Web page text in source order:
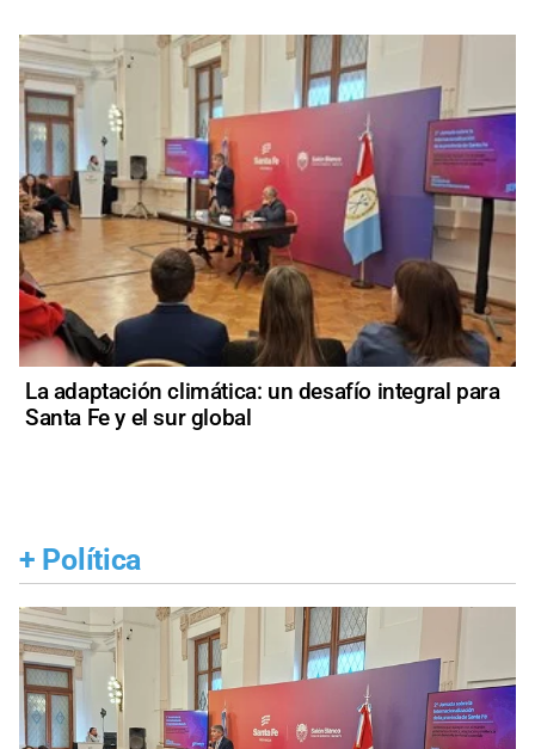
La adaptación climática: un desafío integral para
Santa Fe y el sur global
+ Política